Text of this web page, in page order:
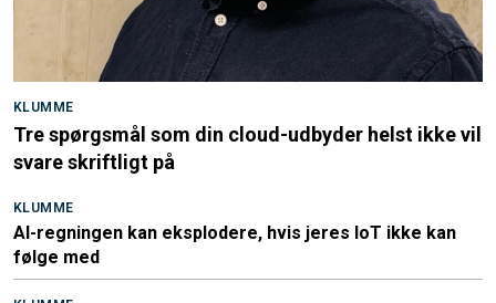
KLUMME
Tre spørgsmål som din cloud-udbyder helst ikke vil
svare skriftligt på
KLUMME
AI-regningen kan eksplodere, hvis jeres IoT ikke kan
følge med